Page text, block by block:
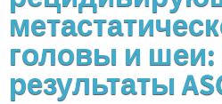
головы и
результаты